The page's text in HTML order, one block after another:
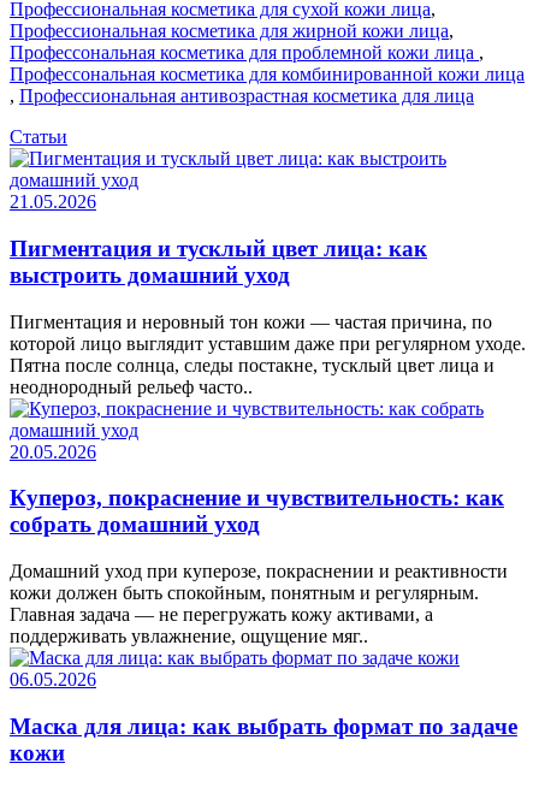
Профессиональная косметика для сухой кожи лица,
Профессиональная косметика для жирной кожи лица,
Профессональная косметика для проблемной кожи лица ,
Профессональная косметика для комбинированной кожи лица
, Профессиональная антивозрастная косметика для лица
Статьи
21.05.2026
Пигментация и тусклый цвет лица: как
выстроить домашний уход
Пигментация и неровный тон кожи — частая причина, по
которой лицо выглядит уставшим даже при регулярном уходе.
Пятна после солнца, следы постакне, тусклый цвет лица и
неоднородный рельеф часто..
20.05.2026
Купероз, покраснение и чувствительность: как
собрать домашний уход
Домашний уход при куперозе, покраснении и реактивности
кожи должен быть спокойным, понятным и регулярным.
Главная задача — не перегружать кожу активами, а
поддерживать увлажнение, ощущение мяг..
06.05.2026
Маска для лица: как выбрать формат по задаче
кожи